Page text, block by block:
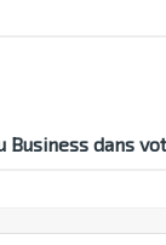
Business dans